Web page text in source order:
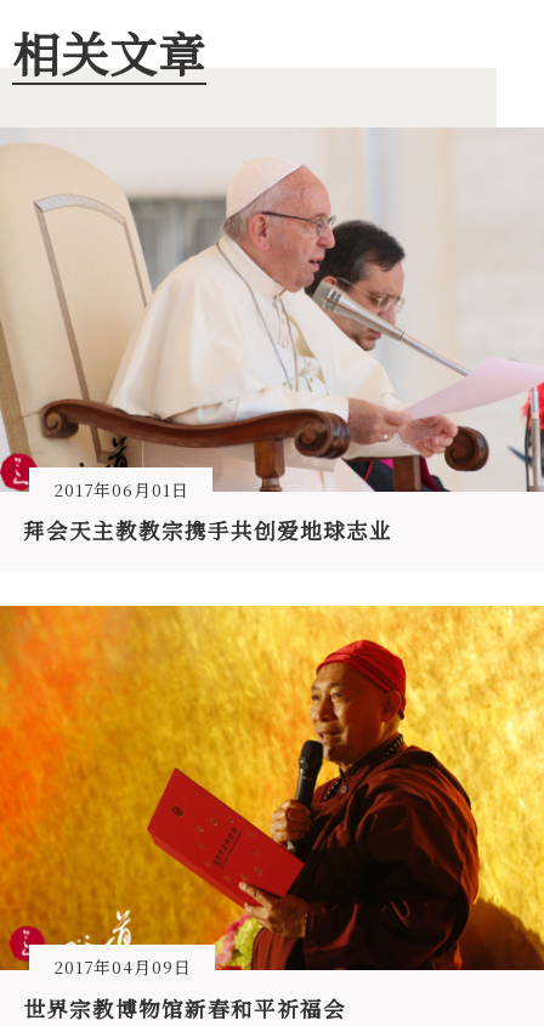
相关文章
2017年06月01日
拜会天主教教宗携手共创爱地球志业
2017年04月09日
世界宗教博物馆新春和平祈福会